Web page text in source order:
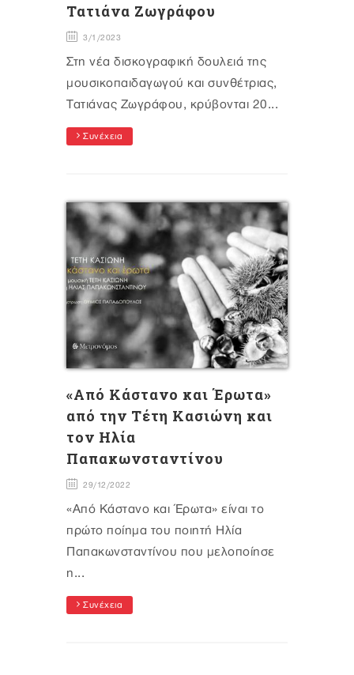
Τατιάνα Ζωγράφου
3/1/2023
Στη νέα δισκογραφική δουλειά της
μουσικοπαιδαγωγού και συνθέτριας,
Τατιάνας Ζωγράφου, κρύβονται 20...
Συνέχεια
«Από Κάστανο και Έρωτα»
από την Τέτη Κασιώνη και
τον Ηλία
Παπακωνσταντίνου
29/12/2022
«Από Κάστανο και Έρωτα» είναι το
πρώτο ποίημα του ποιητή Ηλία
Παπακωνσταντίνου που μελοποίησε
η...
Συνέχεια